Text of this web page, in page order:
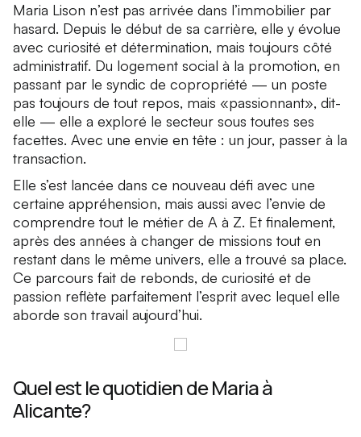
Maria Lison n’est pas arrivée dans l’immobilier par
hasard. Depuis le début de sa carrière, elle y évolue
avec curiosité et détermination, mais toujours côté
administratif. Du logement social à la promotion, en
passant par le syndic de copropriété — un poste
pas toujours de tout repos, mais «passionnant», dit-
elle — elle a exploré le secteur sous toutes ses
facettes. Avec une envie en tête : un jour, passer à la
transaction.
Elle s’est lancée dans ce nouveau défi avec une
certaine appréhension, mais aussi avec l’envie de
comprendre tout le métier de A à Z. Et finalement,
après des années à changer de missions tout en
restant dans le même univers, elle a trouvé sa place.
Ce parcours fait de rebonds, de curiosité et de
passion reflète parfaitement l’esprit avec lequel elle
aborde son travail aujourd’hui.
Quel est le quotidien de Maria à
Alicante?